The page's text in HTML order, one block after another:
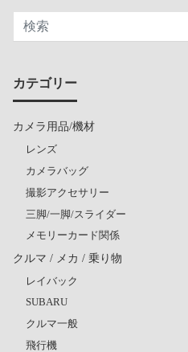
カテゴリー
カメラ用品/機材
レンズ
カメラバッグ
撮影アクセサリー
三脚/一脚/スライダー
メモリーカード関係
クルマ / メカ / 乗り物
レイバック
SUBARU
クルマ一般
飛行機